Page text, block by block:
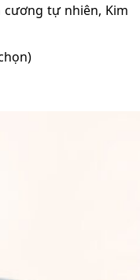
cương tự nhiên, Kim